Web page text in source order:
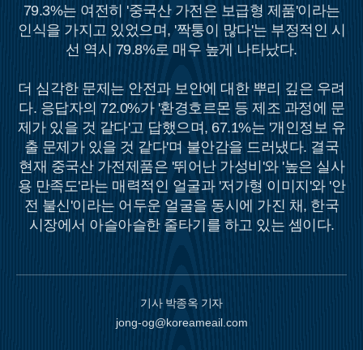
79.3%는 여전히 '중국산 가전은 보급형 제품'이라는
인식을 가지고 있었으며, '짝퉁이 많다'는 부정적인 시
선 역시 79.8%로 매우 높게 나타났다.
더 심각한 문제는 안전과 보안에 대한 뿌리 깊은 우려
다. 응답자의 72.0%가 '환경호르몬 등 제조 과정에 문
제가 있을 것 같다'고 답했으며, 67.1%는 '개인정보 유
출 문제가 있을 것 같다'며 불안감을 드러냈다. 결국
현재 중국산 가전제품은 '뛰어난 가성비'와 '높은 실사
용 만족도'라는 매력적인 얼굴과 '저가형 이미지'와 '안
전 불신'이라는 어두운 얼굴을 동시에 가진 채, 한국
시장에서 아슬아슬한 줄타기를 하고 있는 셈이다.
기사 박종옥 기자
jong-og@koreameail.com